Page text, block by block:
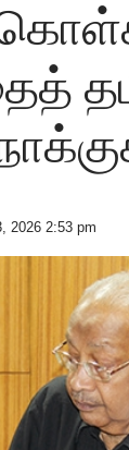
2026 2:53 pm